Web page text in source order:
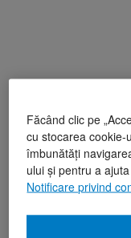
Făcând clic pe
cu stocarea cookie-
îmbunătăți
ului și pentru a
Notificare privind